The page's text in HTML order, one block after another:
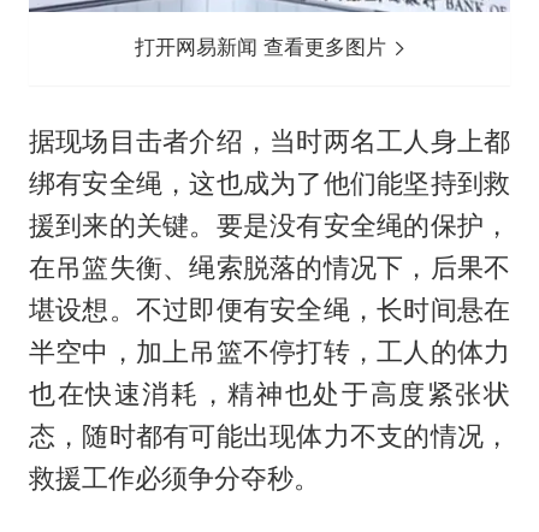
打开网易新闻 查看更多图片
据现场目击者介绍，当时两名工人身上都
绑有安全绳，这也成为了他们能坚持到救
援到来的关键。要是没有安全绳的保护，
在吊篮失衡、绳索脱落的情况下，后果不
堪设想。不过即便有安全绳，长时间悬在
半空中，加上吊篮不停打转，工人的体力
也在快速消耗，精神也处于高度紧张状
态，随时都有可能出现体力不支的情况，
救援工作必须争分夺秒。